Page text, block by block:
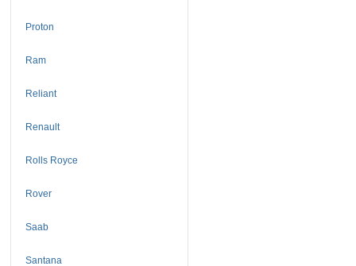
Proton
Ram
Reliant
Renault
Rolls Royce
Rover
Saab
Santana